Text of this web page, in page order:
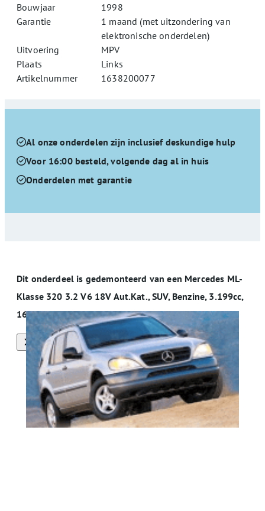
Bouwjaar
1998
Garantie
1 maand (met uitzondering van
elektronische onderdelen)
Uitvoering
MPV
Plaats
Links
Artikelnummer
1638200077
Al onze onderdelen zijn inclusief deskundige hulp
Voor 16:00 besteld, volgende dag al in huis
Onderdelen met garantie
Dit onderdeel is gedemonteerd van een Mercedes ML-
Klasse 320 3.2 V6 18V Aut.Kat., SUV, Benzine, 3.199cc,
160kW (218pk), M112942, 1997-09 / 2001-05
Alle onderdelen van deze auto